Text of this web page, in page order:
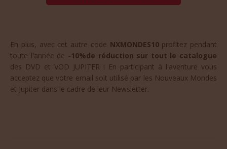
En plus, avec cet autre code NXMONDES10profitez pendant
toute l'année de -10%de réduction sur tout le catalogue
des DVD et VOD JUPITER ! En participant à l'aventure vous
acceptez que votre email soit utilisé par les Nouveaux Mondes
et Jupiter dans le cadre de leur Newsletter.